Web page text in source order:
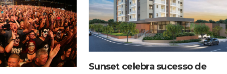
Sunset celebra sucesso de